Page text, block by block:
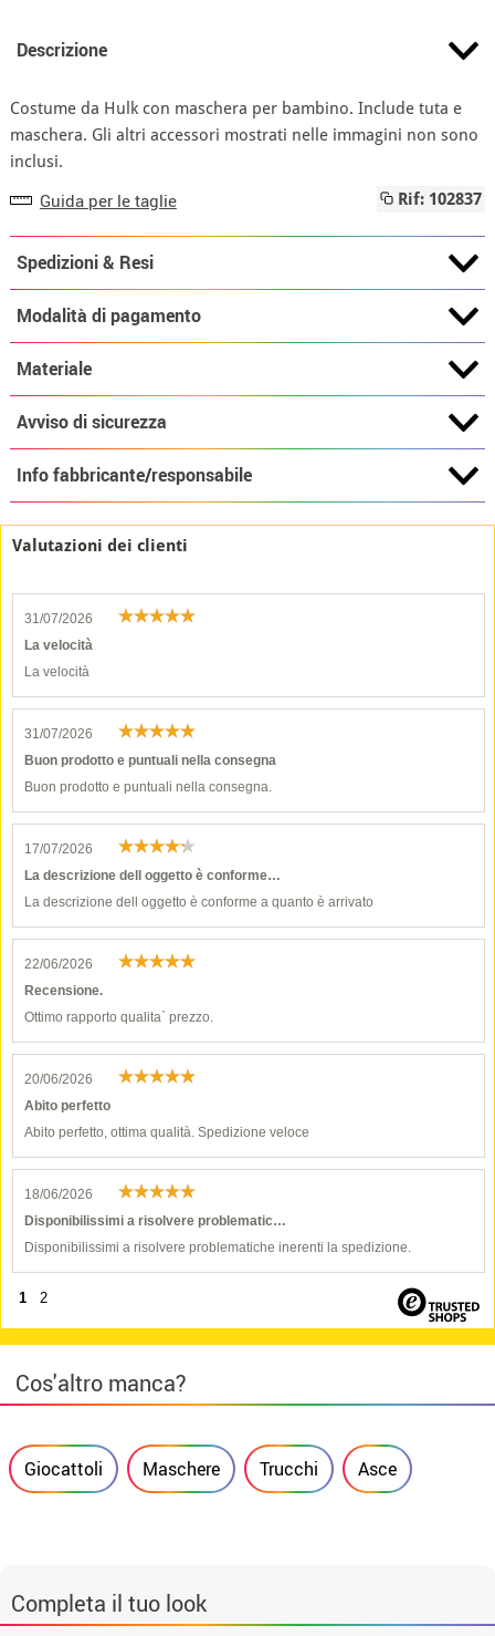
Descrizione
Costume da Hulk con maschera per bambino. Include tuta e
maschera. Gli altri accessori mostrati nelle immagini non sono
inclusi.
Guida per le taglie Rif: 102837
Spedizioni & Resi
Modalità di pagamento
Materiale
Avviso di sicurezza
Info fabbricante/responsabile
Valutazioni dei clienti
31/07/2026
La velocità
La velocità
31/07/2026
Buon prodotto e puntuali nella consegna
Buon prodotto e puntuali nella consegna.
17/07/2026
La descrizione dell oggetto è conforme…
La descrizione dell oggetto è conforme a quanto è arrivato
22/06/2026
Recensione.
Ottimo rapporto qualita` prezzo.
20/06/2026
Abito perfetto
Abito perfetto, ottima qualità. Spedizione veloce
18/06/2026
Disponibilissimi a risolvere problematic…
Disponibilissimi a risolvere problematiche inerenti la spedizione.
1 2
Cos'altro manca?
Giocattoli Maschere Trucchi Asce
Completa il tuo look